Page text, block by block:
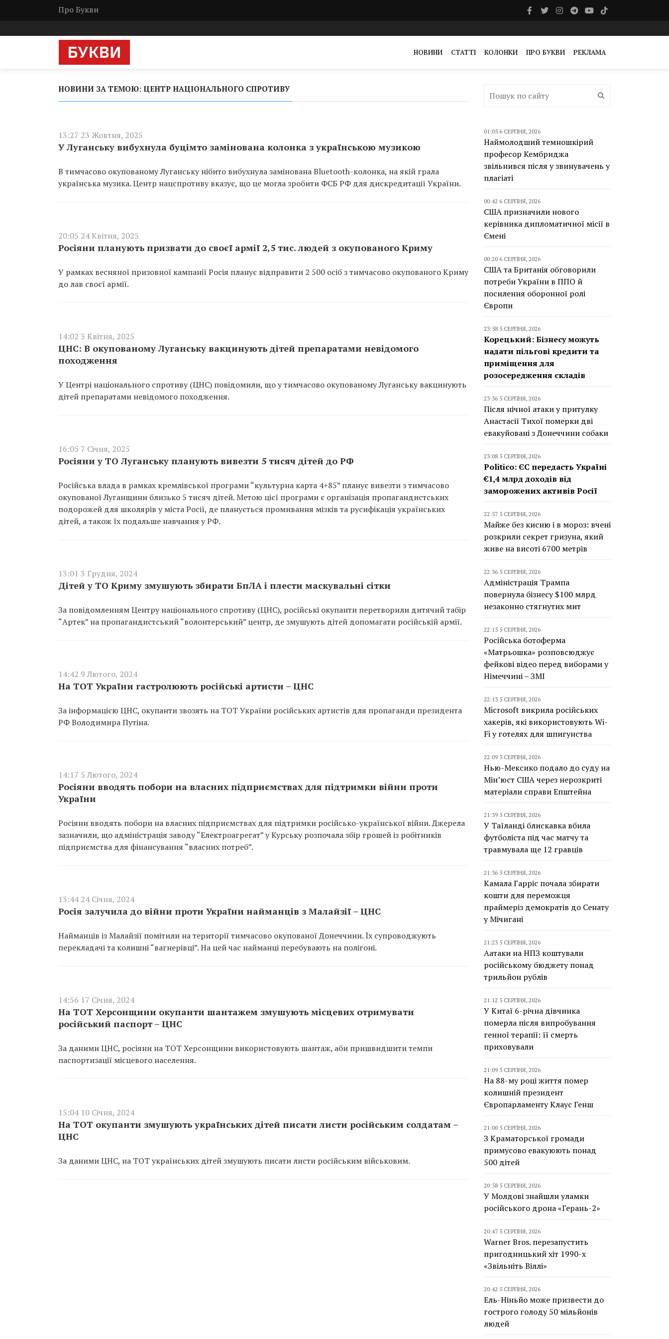
Про Букви
НОВИНИ СТАТТІ КОЛОНКИ ПРО БУКВИ РЕКЛАМА
НОВИНИ ЗА ТЕМОЮ: ЦЕНТР НАЦІОНАЛЬНОГО СПРОТИВУ
13:27 23 Жовтня, 2025
У Луганську вибухнула буцімто замінована колонка з українською музикою
В тимчасово окупованому Луганську нібито вибухнула замінована Bluetooth-колонка, на якій грала
українська музика. Центр нацспротиву вказує, що це могла зробити ФСБ РФ для дискредитації України.
20:05 24 Квітня, 2025
Росіяни планують призвати до своєї армії 2,5 тис. людей з окупованого Криму
У рамках весняної призовної кампанії Росія планує відправити 2 500 осіб з тимчасово окупованого Криму
до лав своєї армії.
14:02 3 Квітня, 2025
ЦНС: В окупованому Луганську вакцинують дітей препаратами невідомого
походження
У Центрі національного спротиву (ЦНС) повідомили, що у тимчасово окупованому Луганську вакцинують
дітей препаратами невідомого походження.
16:05 7 Січня, 2025
Росіяни у ТО Луганську планують вивезти 5 тисяч дітей до РФ
Російська влада в рамках кремлівської програми “культурна карта 4+85” планує вивезти з тимчасово
окупованої Луганщини близько 5 тисяч дітей. Метою цієї програми є організація пропагандистських
подорожей для школярів у міста Росії, де планується промивання мізків та русифікація українських
дітей, а також їх подальше навчання у РФ.
13:01 3 Грудня, 2024
Дітей у ТО Криму змушують збирати БпЛА і плести маскувальні сітки
За повідомленням Центру національного спротиву (ЦНС), російські окупанти перетворили дитячий табір
“Артек” на пропагандистський “волонтерський” центр, де змушують дітей допомагати російській армії.
14:42 9 Лютого, 2024
На ТОТ України гастролюють російські артисти – ЦНС
За інформацією ЦНС, окупанти звозять на ТОТ України російських артистів для пропаганди президента
РФ Володимира Путіна.
14:17 5 Лютого, 2024
Росіяни вводять побори на власних підприємствах для підтримки війни проти
України
Росіяни вводять побори на власних підприємствах для підтримки російсько-української війни. Джерела
зазначили, що адміністрація заводу “Електроагрегат” у Курську розпочала збір грошей із робітників
підприємства для фінансування “власних потреб”.
13:44 24 Січня, 2024
Росія залучила до війни проти України найманців з Малайзії – ЦНС
Найманців із Малайзії помітили на території тимчасово окупованої Донеччини. Їх супроводжують
перекладачі та колишні “вагнерівці”. На цей час найманці перебувають на полігоні.
14:56 17 Січня, 2024
На ТОТ Херсонщини окупанти шантажем змушують місцевих отримувати
російський паспорт – ЦНС
За даними ЦНС, росіяни на ТОТ Херсонщини використовують шантаж, аби пришвидшити темпи
паспортизації місцевого населення.
15:04 10 Січня, 2024
На ТОТ окупанти змушують українських дітей писати листи російським солдатам –
ЦНС
За даними ЦНС, на ТОТ українських дітей змушують писати листи російським військовим.
01:05 6 СЕРПНЯ, 2026
Наймолодший темношкірий
професор Кембриджа
звільнився після у звинувачень у
плагіаті
00:42 6 СЕРПНЯ, 2026
США призначили нового
керівника дипломатичної місії в
Ємені
00:20 6 СЕРПНЯ, 2026
США та Британія обговорили
потреби України в ППО й
посилення оборонної ролі
Європи
23:58 5 СЕРПНЯ, 2026
Корецький: Бізнесу можуть
надати пільгові кредити та
приміщення для
розосередження складів
23:36 5 СЕРПНЯ, 2026
Після нічної атаки у притулку
Анастасії Тихої померки дві
евакуйовані з Донеччини собаки
23:08 5 СЕРПНЯ, 2026
Politico: ЄС передасть Україні
€1,4 млрд доходів від
заморожених активів Росії
22:57 5 СЕРПНЯ, 2026
Майже без кисню і в мороз: вчені
розкрили секрет гризуна, який
живе на висоті 6700 метрів
22:36 5 СЕРПНЯ, 2026
Адміністрація Трампа
повернула бізнесу $100 млрд
незаконно стягнутих мит
22:15 5 СЕРПНЯ, 2026
Російська ботоферма
«Матрьошка» розповсюджує
фейкові відео перед виборами у
Німеччині – ЗМІ
22:13 5 СЕРПНЯ, 2026
Microsoft викрила російських
хакерів, які використовують Wi-
Fi у готелях для шпигунства
22:09 5 СЕРПНЯ, 2026
Нью-Мексико подало до суду на
Мін’юст США через нерозкриті
матеріали справи Епштейна
21:39 5 СЕРПНЯ, 2026
У Таїланді блискавка вбила
футболіста під час матчу та
травмувала ще 12 гравців
21:36 5 СЕРПНЯ, 2026
Камала Гарріс почала збирати
кошти для переможця
праймеріз демократів до Сенату
у Мічигані
21:23 5 СЕРПНЯ, 2026
Аатаки на НПЗ коштували
російському бюджету понад
трильйон рублів
21:12 5 СЕРПНЯ, 2026
У Китаї 6-річна дівчинка
померла після випробування
генної терапії: її смерть
приховували
21:09 5 СЕРПНЯ, 2026
На 88-му році життя помер
колишній президент
Європарламенту Клаус Генш
21:00 5 СЕРПНЯ, 2026
З Краматорської громади
примусово евакуюють понад
500 дітей
20:58 5 СЕРПНЯ, 2026
У Молдові знайшли уламки
російського дрона «Герань-2»
20:47 5 СЕРПНЯ, 2026
Warner Bros. перезапустить
пригодницький хіт 1990-х
«Звільніть Віллі»
20:42 5 СЕРПНЯ, 2026
Ель-Ніньйо може призвести до
гострого голоду 50 мільйонів
людей